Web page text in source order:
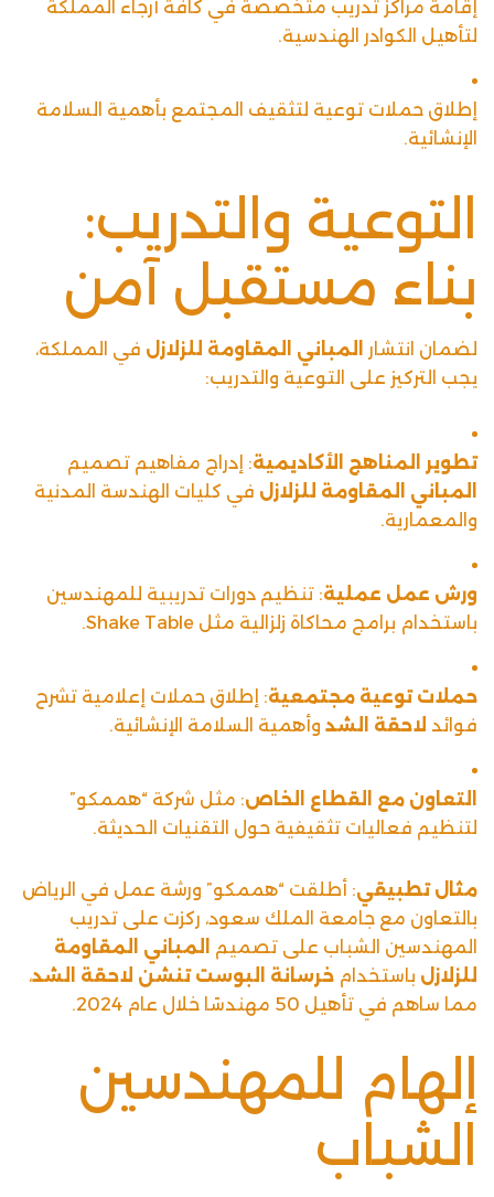
إقامة مراكز تدريب متخصصة في كافة أرجاء المملكة
لتأهيل الكوادر الهندسية.
إطلاق حملات توعية لتثقيف المجتمع بأهمية السلامة
الإنشائية.
التوعية والتدريب:
بناء مستقبل آمن
لضمان انتشار المباني المقاومة للزلازل في المملكة،
يجب التركيز على التوعية والتدريب:
تطوير المناهج الأكاديمية: إدراج مفاهيم تصميم
المباني المقاومة للزلازل في كليات الهندسة المدنية
والمعمارية.
ورش عمل عملية: تنظيم دورات تدريبية للمهندسين
باستخدام برامج محاكاة زلزالية مثل Shake Table.
حملات توعية مجتمعية: إطلاق حملات إعلامية تشرح
فوائد لاحقة الشد وأهمية السلامة الإنشائية.
التعاون مع القطاع الخاص: مثل شركة “هممكو”
لتنظيم فعاليات تثقيفية حول التقنيات الحديثة.
مثال تطبيقي: أطلقت “هممكو” ورشة عمل في الرياض
بالتعاون مع جامعة الملك سعود، ركزت على تدريب
المهندسين الشباب على تصميم
المباني المقاومة
للزلازل باستخدام خرسانة البوست تنشن لاحقة الشد،
مما ساهم في تأهيل 50 مهندسًا خلال عام 2024.
إلهام للمهندسين
الشباب